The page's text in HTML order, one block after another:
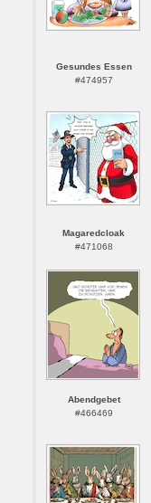
Gesundes Essen
#474957
Magaredcloak
#471068
Abendgebet
#466469